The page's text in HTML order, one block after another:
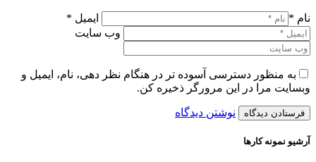
نام *
ایمیل *
وب سایت
به منظور دسترسی آسوده تر در هنگام نظر دهی، نام، ایمیل و
وبسایت مرا در این مرورگر ذخیره کن.
نوشتن دیدگاه
آرشیو نمونه کارها